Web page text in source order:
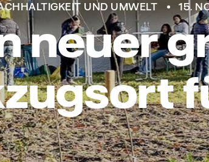
UND UMWELT 15.
neuer